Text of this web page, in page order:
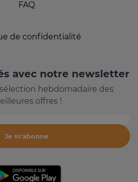
FAQ
de confidentialité
avec notre newsletter
hebdomadaire des
offres !
Je m'abonne